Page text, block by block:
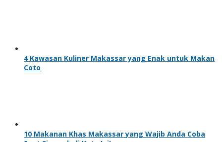
4 Kawasan Kuliner Makassar yang Enak untuk Makan
Coto
10 Makanan Khas Makassar yang Wajib Anda Coba